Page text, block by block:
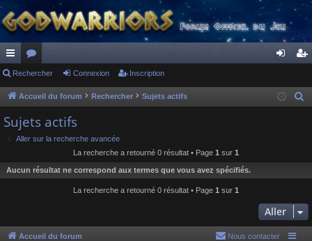
ac
co
ur
ci
or
u
s
ne cri
Rechercher Connexion Inscription
Accueil du forum Rechercher Sujets actifs
h
e
Sujets actifs
Aller sur la recherche avancée
La recherche a retourné 0 résultat • Page 1 sur 1
Aucun résultat ne correspond aux termes que vous avez spécifiés.
La recherche a retourné 0 résultat • Page 1 sur 1
Aller
Accueil du forum Nous contacter